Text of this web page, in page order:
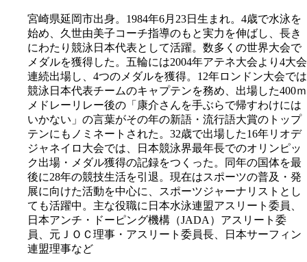
宮崎県延岡市出身。1984年6月23日生まれ。4歳で水泳を
始め、久世由美子コーチ指導のもと実力を伸ばし、長き
にわたり競泳日本代表として活躍。数多くの世界大会で
メダルを獲得した。五輪には2004年アテネ大会より4大会
連続出場し、4つのメダルを獲得。12年ロンドン大会では
競泳日本代表チームのキャプテンを務め、出場した400ｍ
メドレーリレー後の「康介さんを手ぶらで帰すわけには
いかない」の言葉がその年の新語・流行語大賞のトップ
テンにもノミネートされた。32歳で出場した16年リオデ
ジャネイロ大会では、日本競泳界最年長でのオリンピッ
ク出場・メダル獲得の記録をつくった。同年の国体を最
後に28年の競技生活を引退。現在はスポーツの普及・発
展に向けた活動を中心に、スポーツジャーナリストとし
ても活躍中。主な役職に日本水泳連盟アスリート委員、
日本アンチ・ドーピング機構（JADA）アスリート委
員、元ＪＯＣ理事・アスリート委員長、日本サーフィン
連盟理事など